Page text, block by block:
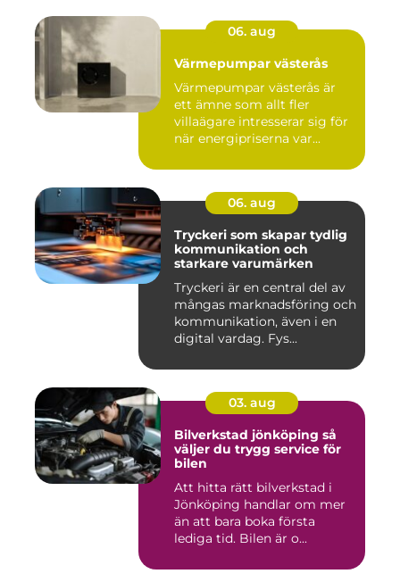
06. aug
Värmepumpar västerås
Värmepumpar västerås är
ett ämne som allt fler
villaägare intresserar sig för
när energipriserna var...
06. aug
Tryckeri som skapar tydlig
kommunikation och
starkare varumärken
Tryckeri är en central del av
mångas marknadsföring och
kommunikation, även i en
digital vardag. Fys...
03. aug
Bilverkstad jönköping så
väljer du trygg service för
bilen
Att hitta rätt bilverkstad i
Jönköping handlar om mer
än att bara boka första
lediga tid. Bilen är o...